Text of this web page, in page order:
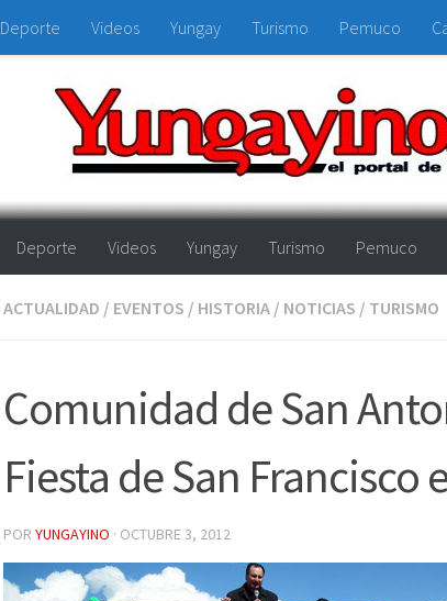
Deporte Videos Yungay Turismo Pemuco
Deporte Videos Yungay Turismo Pemuco
ACTUALIDAD / EVENTOS / HISTORIA / NOTICIAS / TURISMO
Comunidad de San
Fiesta de San Francisco
POR YUNGAYINO · OCTUBRE 3, 2012